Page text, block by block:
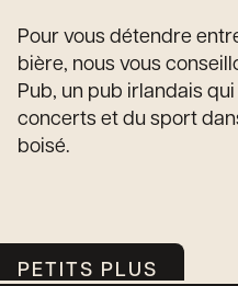
Pour vous détendre
bière, nous vous
Pub, un pub irlandais
concerts et du sport
boisé.
PETITS PLUS